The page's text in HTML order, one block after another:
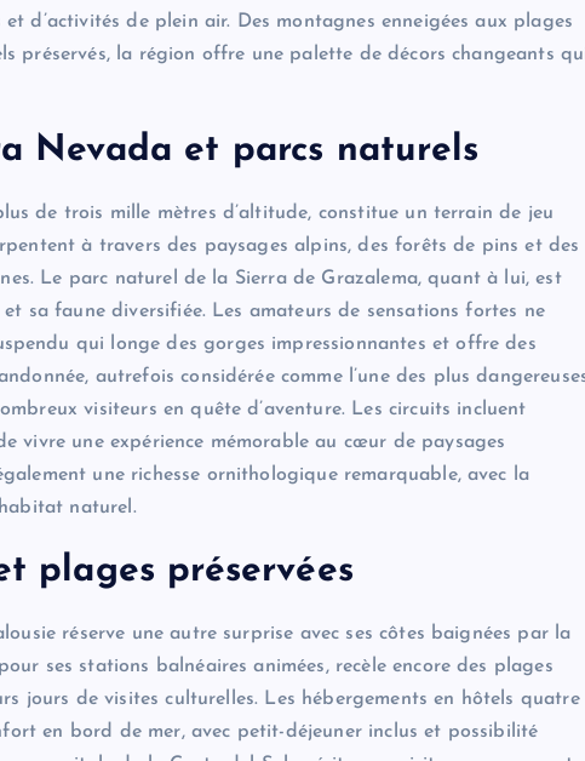
d’activités de plein air. Des montagnes enneigées aux plages
préservés, la région offre une palette de décors changeants
Nevada et parcs naturels
de trois mille mètres d’altitude, constitue un terrain de jeu
à travers des paysages alpins, des forêts de pins et des
Le parc naturel de la Sierra de Grazalema, quant à lui, est
sa faune diversifiée. Les amateurs de sensations fortes ne
qui longe des gorges impressionnantes et offre des
autrefois considérée comme l’une des plus
visiteurs en quête d’aventure. Les circuits incluent
vivre une expérience mémorable au cœur de paysages
une richesse ornithologique remarquable, avec la
naturel.
plages préservées
réserve une autre surprise avec ses côtes baignées par la
ses stations balnéaires animées, recèle encore des plages
jours de visites culturelles. Les hébergements en hôtels quatre
en bord de mer, avec petit-déjeuner inclus et possibilité